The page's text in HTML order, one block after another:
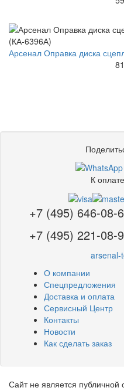
Арсенал Оправка диска
К
+7 (495) 646-08-
+7 (495) 221-08-
arsenal-
О компании
Спецпредложения
Доставка и оплата
Сервисный Центр
Контакты
Новости
Как сделать заказ
Сайт не является публичной